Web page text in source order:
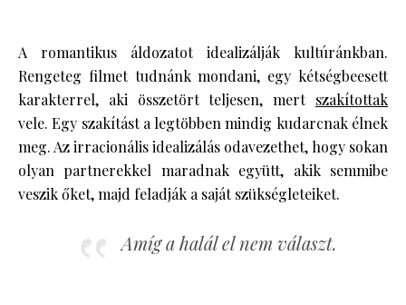
A romantikus áldozatot idealizálják kultúránkban.
Rengeteg filmet tudnánk mondani, egy kétségbeesett
karakterrel, aki összetört teljesen, mert szakítottak
vele. Egy szakítást a legtöbben mindig kudarcnak élnek
meg. Az irracionális idealizálás odavezethet, hogy sokan
olyan partnerekkel maradnak együtt, akik semmibe
veszik őket, majd feladják a saját szükségleteiket.
Amíg a halál el nem választ.